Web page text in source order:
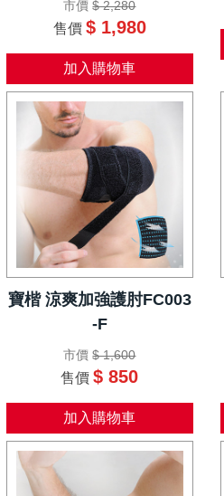
市價 $ 2,280
售價 $ 1,980
加入購物車
寶楷 涼爽加強護肘FC003
-F
市價 $ 1,600
售價 $ 850
加入購物車